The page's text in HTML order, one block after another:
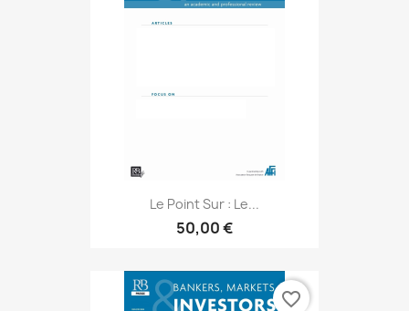
Le Point Sur : Le...
50,00 €
favorite_border